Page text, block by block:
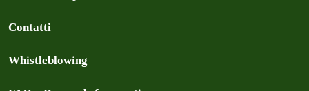
Contatti
Whistleblowing